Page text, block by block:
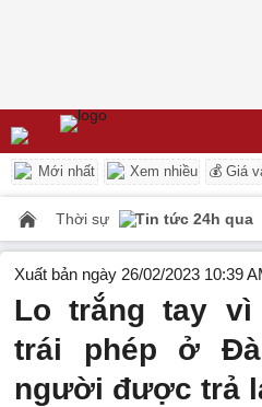
Mới nhất Xem nhiều 💰 Giá
Thời sự Tin tức 24h qua
Xuất bản ngày 26/02/2023 10:39
Lo trắng tay vì
trái phép ở Đà
người được trả